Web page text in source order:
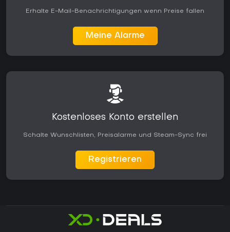
Erhalte E-Mail-Benachrichtigungen wenn Preise fallen
Meine Alarme
Kostenloses Konto erstellen
Schalte Wunschlisten, Preisalarme und Steam-Sync frei
Registrieren